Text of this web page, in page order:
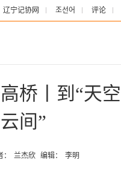
辽宁记协网 조선어 评论
桥丨到“天
间”
兰杰欣 编辑： 李明